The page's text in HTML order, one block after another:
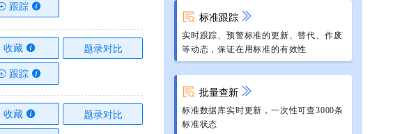
跟踪
收藏 题录对比
跟踪
收藏 题录对比
标准跟踪
实时跟踪、预警标准的更新、替代、作废
等动态，保证在用标准的有效性
批量查新
标准数据库实时更新，一次性可查3000条
标准状态